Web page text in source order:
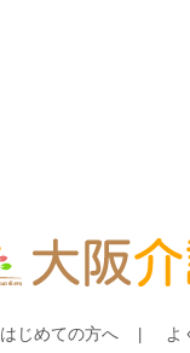
はじめての方へ よ